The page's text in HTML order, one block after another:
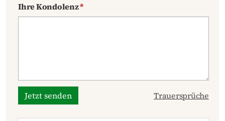
Ihre Kondolenz*
Jetzt senden Trauersprüche